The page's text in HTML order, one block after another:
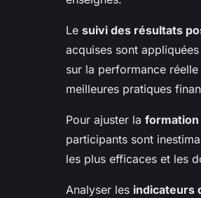
Le suivi des résultats
acquises sont
sur la performance
meilleures pratiques
Pour ajuster la
participants sont
les plus efficaces et les
Analyser les indicateurs